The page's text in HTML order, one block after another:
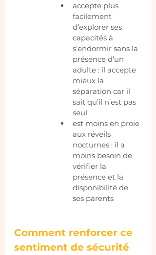
accepte plus
facilement
d’explorer ses
capacités à
s’endormir sans la
présence d’un
adulte : il accepte
mieux la
séparation car il
sait qu’il n’est pas
seul
est moins en proie
aux réveils
nocturnes : il a
moins besoin de
vérifier la
présence et la
disponibilité de
ses parents
Comment renforcer ce
sentiment de sécurité